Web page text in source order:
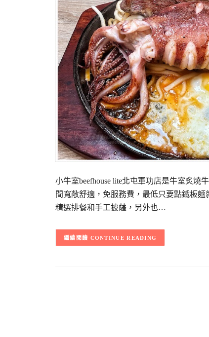
小牛室beefhouse lite北屯軍功店是牛室炙燒
間寬敞舒適，免服務費，最低只要點鐵板
精選排餐和手工披薩，另外也…
CONTINUE READING